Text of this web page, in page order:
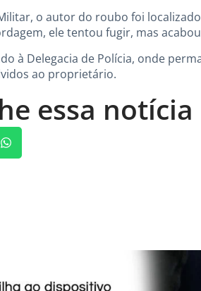
o autor do roubo foi
ele tentou fugir, mas
à Delegacia de Polícia, onde
ao proprietário.
essa notícia